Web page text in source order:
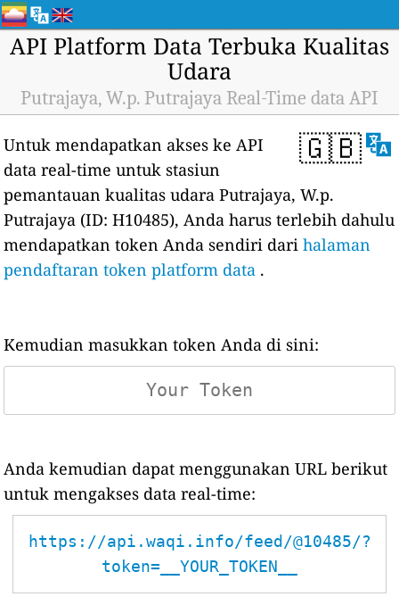
API Platform Data Terbuka Kualitas
Udara
Putrajaya, W.p. Putrajaya Real-Time data API
🇬🇧
Untuk mendapatkan akses ke API
data real-time untuk stasiun
pemantauan kualitas udara Putrajaya, W.p.
Putrajaya (ID: H10485), Anda harus terlebih dahulu
mendapatkan token Anda sendiri darihalaman
pendaftaran token platform data .
Kemudian masukkan token Anda di sini:
Anda kemudian dapat menggunakan URL berikut
untuk mengakses data real-time:
https://api.waqi.info/feed/@10485/?
token=__YOUR_TOKEN__